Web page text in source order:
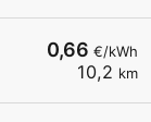
0,66 €/kWh
10,2 km